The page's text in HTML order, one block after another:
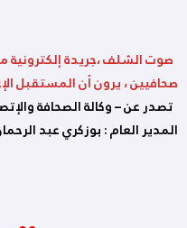
صوت الشلف ،جريدة
صحافيين ، يرون أن المستقبل
المدير العام : بوزكري عبد